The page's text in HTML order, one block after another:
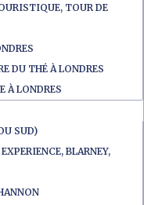
TOUR DE
DU THÉ À LONDRES
À LONDRES
SUD)
BLARNEY,